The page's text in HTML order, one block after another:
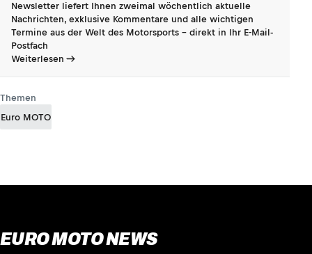
Newsletter liefert Ihnen zweimal wöchentlich aktuelle
Nachrichten, exklusive Kommentare und alle wichtigen
Termine aus der Welt des Motorsports - direkt in Ihr E-Mail-
Postfach
Weiterlesen
Themen
Euro MOTO
EURO MOTO NEWS